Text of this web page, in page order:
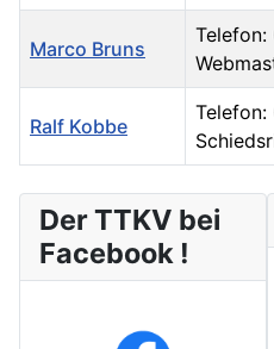
Marco Bruns
Ralf Kobbe
Der TTKV bei
Facebook !